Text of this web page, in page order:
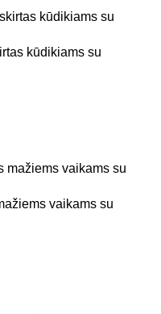
kūdikiams su
vaikams su